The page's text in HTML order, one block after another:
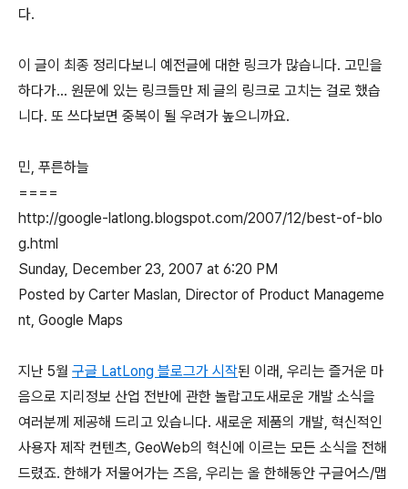
다.
이 글이 최종 정리다보니 예전글에 대한 링크가 많습니다. 고민을
하다가... 원문에 있는 링크들만 제 글의 링크로 고치는 걸로 했습
니다. 또 쓰다보면 중복이 될 우려가 높으니까요.
민, 푸른하늘
====
http://google-latlong.blogspot.com/2007/12/best-of-blo
g.html
Sunday, December 23, 2007 at 6:20 PM
Posted by Carter Maslan, Director of Product Manageme
nt, Google Maps
지난 5월 구글 LatLong 블로그가 시작된 이래, 우리는 즐거운 마
음으로 지리정보 산업 전반에 관한 놀랍고도새로운 개발 소식을
여러분께 제공해 드리고 있습니다. 새로운 제품의 개발, 혁신적인
사용자 제작 컨텐츠, GeoWeb의 혁신에 이르는 모든 소식을 전해
드렸죠. 한해가 저물어가는 즈음, 우리는 올 한해동안 구글어스/맵